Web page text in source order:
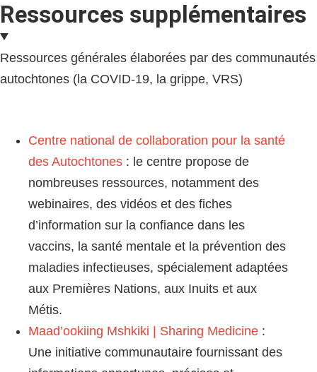
Ressources supplémentaires
Ressources générales élaborées par des communautés
autochtones (la COVID-19, la grippe, VRS)
Centre national de collaboration pour la santé
des Autochtones : le centre propose de
nombreuses ressources, notamment des
webinaires, des vidéos et des fiches
d’information sur la confiance dans les
vaccins, la santé mentale et la prévention des
maladies infectieuses, spécialement adaptées
aux Premières Nations, aux Inuits et aux
Métis.
Maad’ookiing Mshkiki | Sharing Medicine :
Une initiative communautaire fournissant des